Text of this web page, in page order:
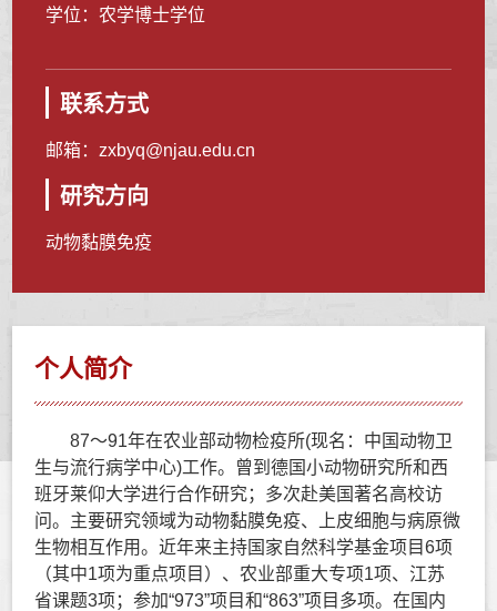
学位：农学博士学位
联系方式
邮箱： zxbyq@njau.edu.cn
研究方向
动物黏膜免疫
个人简介
87～91年在农业部动物检疫所(现名：中国动物卫
生与流行病学中心)工作。曾到德国小动物研究所和西
班牙莱仰大学进行合作研究；多次赴美国著名高校访
问。主要研究领域为动物黏膜免疫、上皮细胞与病原微
生物相互作用。近年来主持国家自然科学基金项目6项
（其中1项为重点项目）、农业部重大专项1项、江苏
省课题3项；参加“973”项目和“863”项目多项。在国内